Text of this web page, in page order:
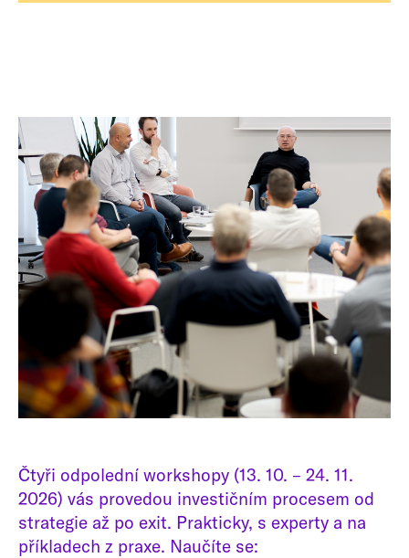
Čtyři odpolední workshopy (13. 10. – 24. 11.
2026) vás provedou investičním procesem od
strategie až po exit. Prakticky, s experty a na
příkladech z praxe. Naučíte se: